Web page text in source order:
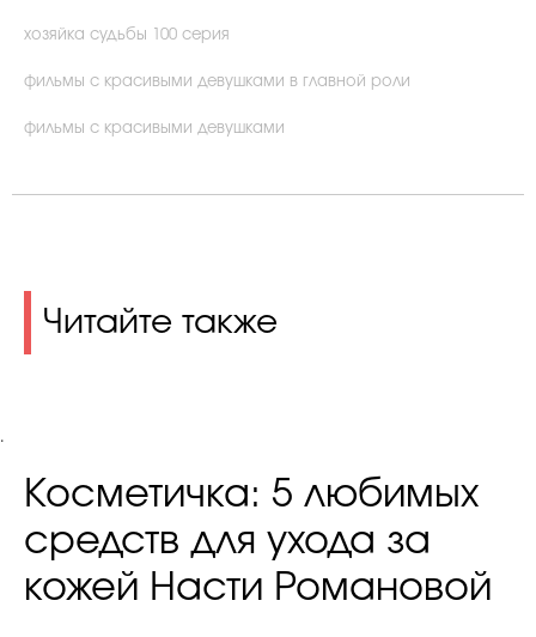
хозяйка судьбы 100 серия
фильмы с красивыми девушками в главной роли
фильмы с красивыми девушками
Читайте также
.
Косметичка: 5 любимых
средств для ухода за
кожей Насти Романовой